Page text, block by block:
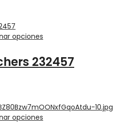
opciones
232457
opciones